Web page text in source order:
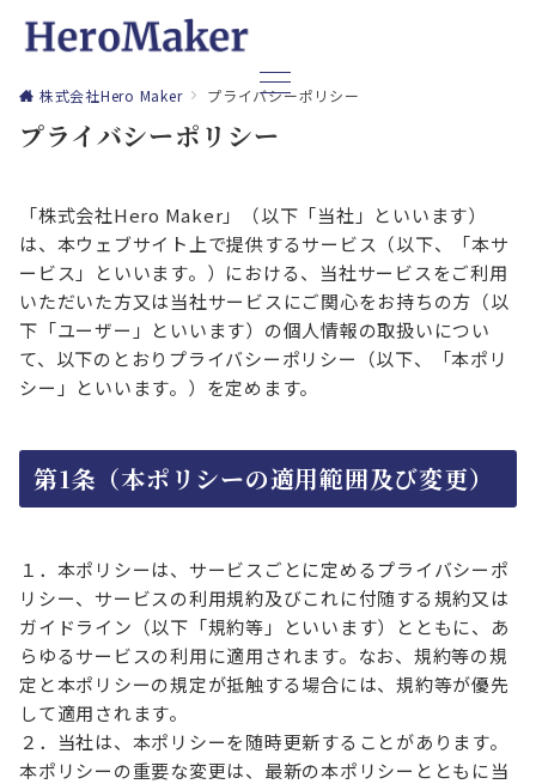
株式会社Hero Maker プライバシーポリシー
プライバシーポリシー
「株式会社Hero Maker」（以下「当社」といいます）
は、本ウェブサイト上で提供するサービス（以下、「本サ
ービス」といいます。）における、当社サービスをご利用
いただいた方又は当社サービスにご関心をお持ちの方（以
下「ユーザー」といいます）の個人情報の取扱いについ
て、以下のとおりプライバシーポリシー（以下、「本ポリ
シー」といいます。）を定めます。
第1条（本ポリシーの適用範囲及び変更）
１．本ポリシーは、サービスごとに定めるプライバシーポ
リシー、サービスの利用規約及びこれに付随する規約又は
ガイドライン（以下「規約等」といいます）とともに、あ
らゆるサービスの利用に適用されます。なお、規約等の規
定と本ポリシーの規定が抵触する場合には、規約等が優先
して適用されます。
２．当社は、本ポリシーを随時更新することがあります。
本ポリシーの重要な変更は、最新の本ポリシーとともに当